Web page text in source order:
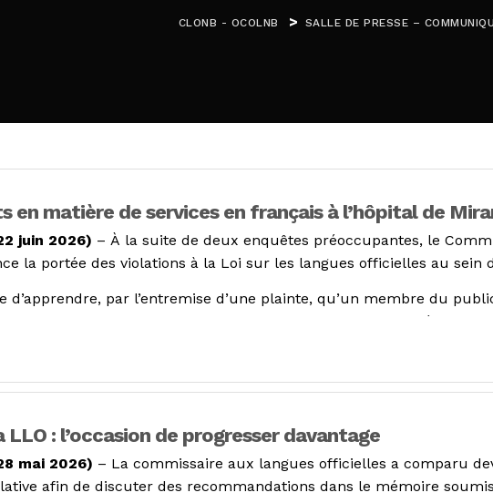
CLONB - OCOLNB > SALLE DE PRESSE –
en matière de services en français à l’hôpital de
juin 2026) – À la suite de deux enquêtes préoccupantes, le
la portée des violations à la Loi sur les langues officielles au sein
d’apprendre, par l’entremise d’une plainte, qu’un membre du
en anglais seulement. Le manque de respect et le mépris
incompréhensibles. La personne a été laissée dans le doute
jours d’une hospitalisation totale de neuf jours. Frustré, ce
présentent, entre autres, des situations d’anglonormativité. C’est-
LLO : l’occasion de progresser davantage
mai 2026) – La commissaire aux langues officielles a comparu
afin de discuter des recommandations dans le mémoire